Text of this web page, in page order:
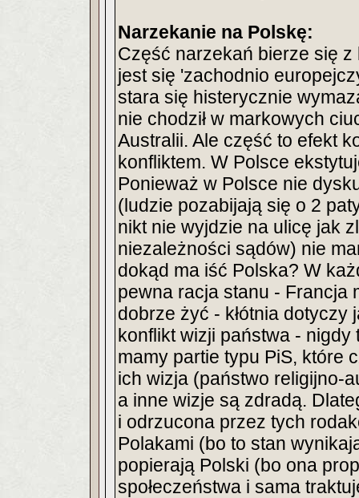
Narzekanie na Polskę:
Część narzekań bierze się
jest się 'zachodnio
stara się histerycznie
nie chodził w markowych
Australii. Ale część to efekt
konfliktem. W Polsce
Ponieważ w Polsce nie
(ludzie pozabijają się o 2
nikt nie wyjdzie na ulicę jak
niezależności sądów) nie
dokąd ma iść Polska? W
pewna racja stanu - Francja
dobrze żyć - kłótnia
konflikt wizji państwa -
mamy partie typu PiS, które
ich wizja (państwo religijno-
a inne wizje są zdradą.
i odrzucona przez tych
Polakami (bo to stan
popierają Polski (bo ona
społeczeństwa i sama